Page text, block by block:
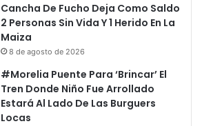
Cancha De Fucho Deja Como Saldo
2 Personas Sin Vida Y 1 Herido En La
Maiza
8 de agosto de 2026
#Morelia Puente Para ‘Brincar’ El
Tren Donde Niño Fue Arrollado
Estará Al Lado De Las Burguers
Locas